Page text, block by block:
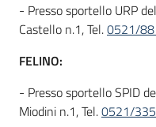
- Presso sportello URP
Castello n.1, Tel.0521/
FELINO:
- Presso sportello SPID
Miodini n.1, Tel.0521/